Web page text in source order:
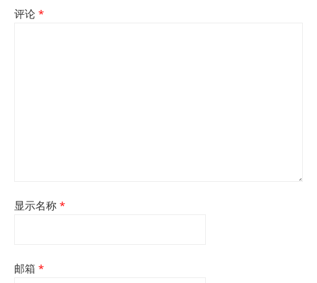
评论 *
显示名称 *
邮箱 *